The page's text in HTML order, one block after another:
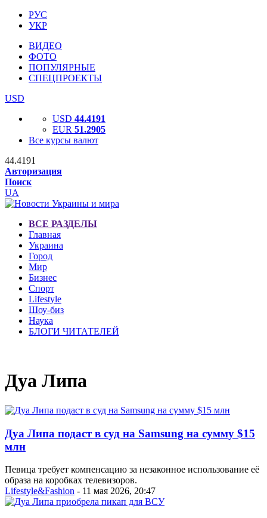
РУС
УКР
ВИДЕО
ФОТО
ПОПУЛЯРНЫЕ
СПЕЦПРОЕКТЫ
USD
USD 44.4191
EUR 51.2905
Все курсы валют
44.4191
Авторизация
Поиск
UA
ВСЕ РАЗДЕЛЫ
Главная
Украина
Город
Мир
Бизнес
Спорт
Lifestyle
Шоу-биз
Наука
БЛОГИ ЧИТАТЕЛЕЙ
Дуа Липа
Дуа Липа подаст в суд на Samsung на сумму $15
млн
Певица требует компенсацию за незаконное использование её
образа на коробках телевизоров.
Lifestyle&Fashion - 11 мая 2026, 20:47